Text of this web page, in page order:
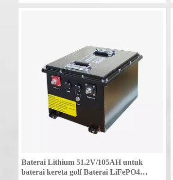
Baterai Lithium 51.2V/105AH untuk
baterai kereta golf Baterai LiFePO4